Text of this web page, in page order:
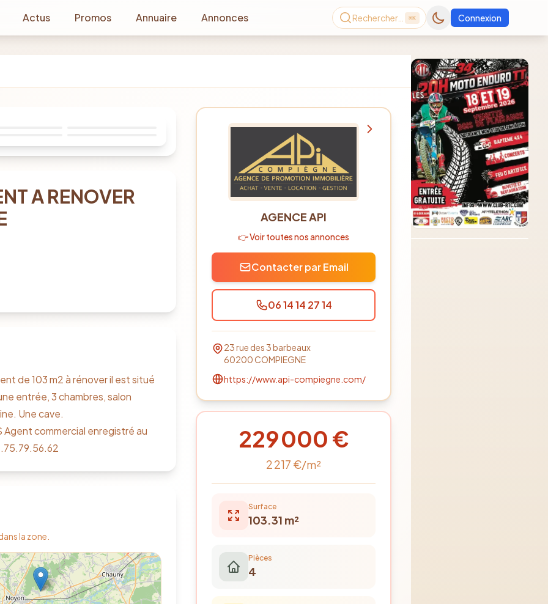
Actus Promos Annuaire Annonces Rechercher… ⌘K Connexion
A RENOVER
de 103 m2 à rénover il est situé
entrée, 3 chambres, salon
Une cave.
Agent commercial enregistré au
la zone.
AGENCE API
👉 Voir toutes nos annonces
Contacter par Email
06 14 14 27 14
23 rue des 3 barbeaux
60200COMPIEGNE
https://www.api-compiegne.com/
229 000 €
2 217 €/m²
Surface
103.31 m²
Pièces
4
Consultez le dernier
magazine en ligne
Août2026